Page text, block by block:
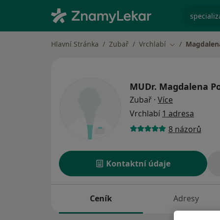
Hlavní Stránka Zubař Vrchlabí Změna města
MUDr. Magdalena
Zubař · Více
Vrchlabí 1 adresa
8 názorů
Kontaktní údaje
Ceník Adresy